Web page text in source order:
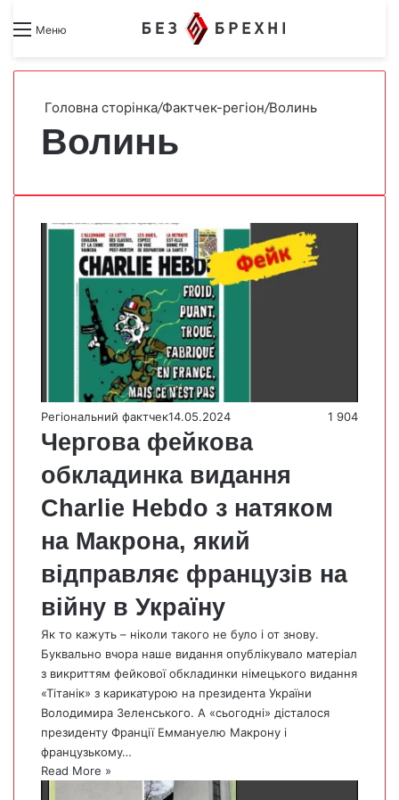
Меню Search forSwitch skin
Головна сторінка/Фактчек-регіон/Волинь
Волинь
Регіональний фактчек14.05.2024 1 904
Чергова фейкова
обкладинка видання
Charlie Hebdo з натяком
на Макрона, який
відправляє французів на
війну в Україну
Як то кажуть – ніколи такого не було і от знову.
Буквально вчора наше видання опублікувало матеріал
з викриттям фейкової обкладинки німецького видання
«Тітанік» з карикатурою на президента України
Володимира Зеленського. А «сьогодні» дісталося
президенту Франції Еммануелю Макрону і
французькому…
Read More »